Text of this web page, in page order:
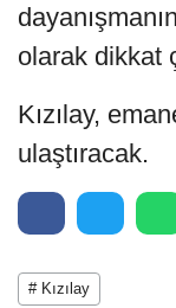
olarak dikkat
Kızılay,
ulaştıracak.
# Kızılay